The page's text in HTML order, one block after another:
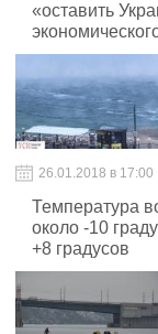
«оставить
26.01.2018 в 17:00
Температура
около -10
+8 градусов